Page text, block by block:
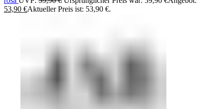
53,90 €Aktueller Preis ist: 53,90 €.